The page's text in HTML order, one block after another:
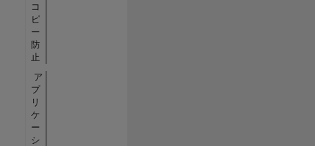
コ
ピ
ー
防
止
ア
プ
リ
ケ
ー
シ